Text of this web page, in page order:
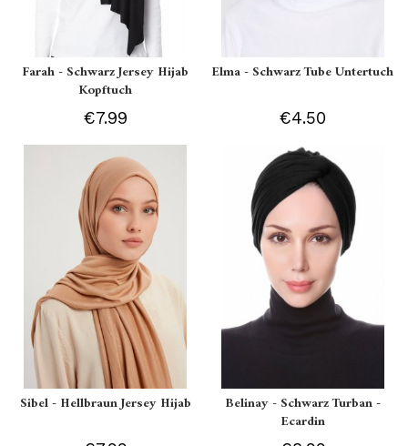
Farah - Schwarz Jersey Hijab
Kopftuch
€7.99
Elma - Schwarz Tube Untertuch
€4.50
Sibel - Hellbraun Jersey Hijab
Belinay - Schwarz Turban -
Ecardin